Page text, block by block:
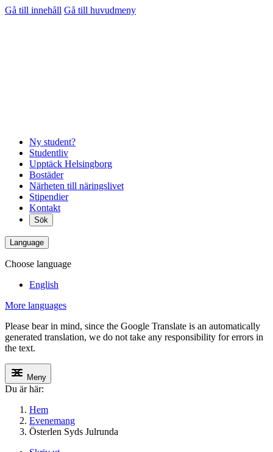
Gå till innehåll Gå till huvudmeny
Ny student?
Studentliv
Upptäck Helsingborg
Bostäder
Närheten till näringslivet
Stipendier
Kontakt
Sök
Language
Choose language
English
More languages
Please bear in mind, since the Google Translate is an automatically
generated translation, we do not take any responsibility for errors in
the text.
Meny
Du är här:
Hem
Evenemang
Österlen Syds Julrunda